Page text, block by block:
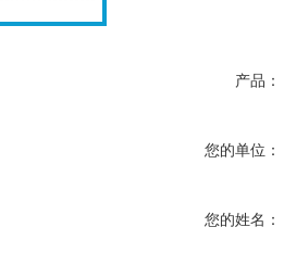
产品：
您的单位：
您的姓名：